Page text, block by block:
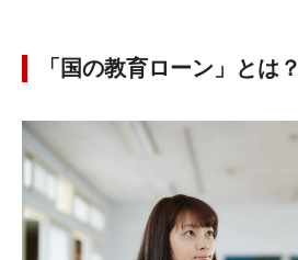
「国の教育ローン」とは？